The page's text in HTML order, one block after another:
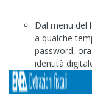
Dal menu del
a qualche
password,
identità